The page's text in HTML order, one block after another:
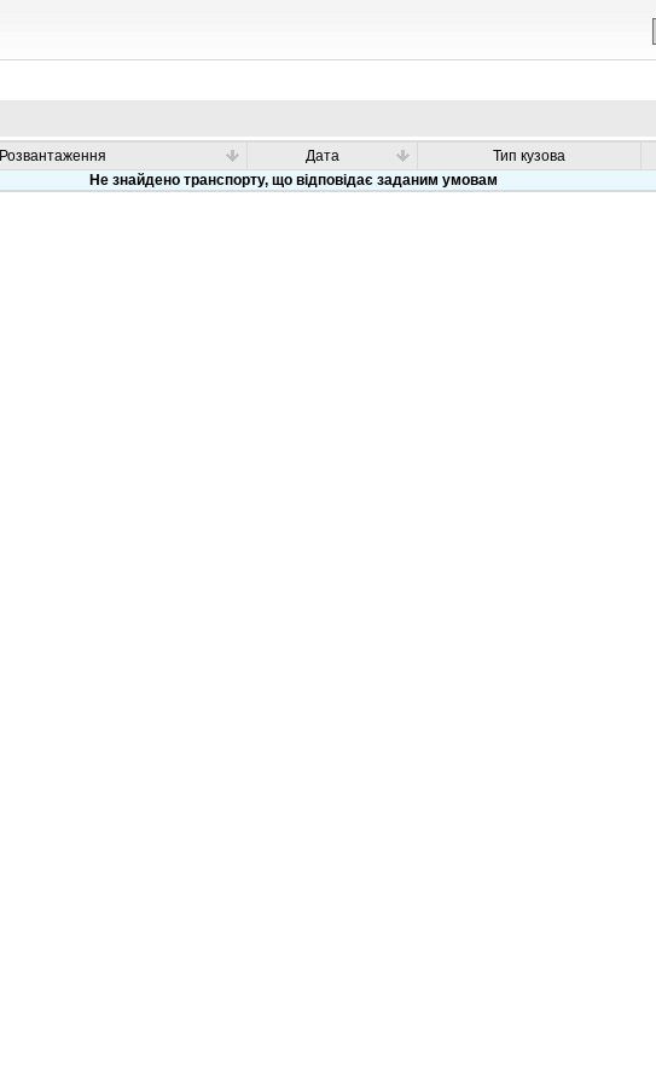
Розвантаження Дата Тип кузова
Не знайдено транспорту, що відповідає заданим умовам